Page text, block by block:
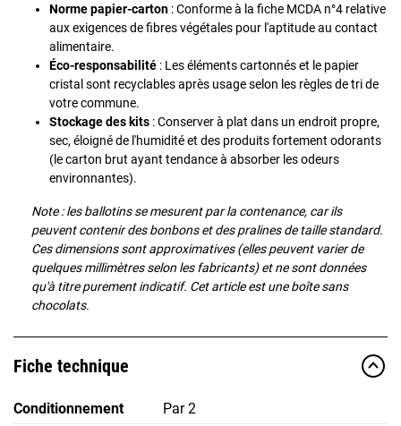
Norme papier-carton : Conforme à la fiche MCDA n°4 relative
aux exigences de fibres végétales pour l'aptitude au contact
alimentaire.
Éco-responsabilité : Les éléments cartonnés et le papier
cristal sont recyclables après usage selon les règles de tri de
votre commune.
Stockage des kits : Conserver à plat dans un endroit propre,
sec, éloigné de l'humidité et des produits fortement odorants
(le carton brut ayant tendance à absorber les odeurs
environnantes).
Note : les ballotins se mesurent par la contenance, car ils
peuvent contenir des bonbons et des pralines de taille standard.
Ces dimensions sont approximatives (elles peuvent varier de
quelques millimètres selon les fabricants) et ne sont données
qu'à titre purement indicatif. Cet article est une boîte sans
chocolats.
Fiche technique
Conditionnement
Par 2